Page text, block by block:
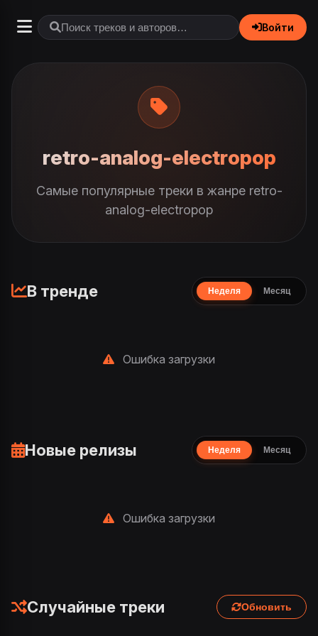
Войти
retro-analog-electropop
Самые популярные треки в жанре retro-
analog-electropop
В тренде Неделя Месяц
Ошибка загрузки
Новые релизы Неделя Месяц
Ошибка загрузки
Случайные треки Обновить